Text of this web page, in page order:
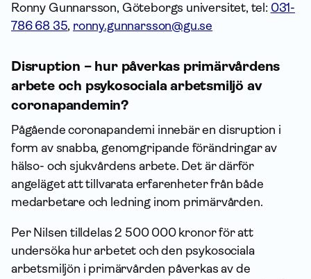
Ronny Gunnarsson, Göteborgs universitet, tel: 031-
786 68 35, ronny.gunnarsson@gu.se
Disruption – hur påverkas primärvårdens
arbete och psykosociala arbetsmiljö av
coronapandemin?
Pågående coronapandemi innebär en disruption i
form av snabba, genomgripande förändringar av
hälso- och sjukvårdens arbete. Det är därför
angeläget att tillvarata erfaren­heter från både
medarbetare och ledning inom primärvården.
Per Nilsen tilldelas 2 500 000 kronor för att
undersöka hur arbetet och den psykosociala
arbetsmiljön i primärvården påverkas av de